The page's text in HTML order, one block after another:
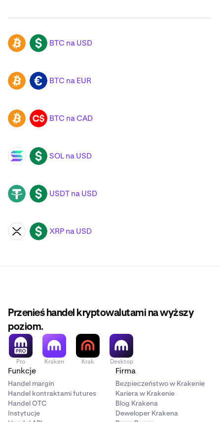
BTC USD BTC na USD
BTC EUR BTC na EUR
BTC CAD BTC na CAD
SOL USD SOL na USD
USDT USD USDT na USD
XRP USD XRP na USD
Przenieś handel kryptowalutami na wyższy
poziom.
Pro Kraken Krak Desktop
Funkcje
Handel margin
Handel kontraktami futures
Handel OTC
Instytucje
Firma
Bezpieczeństwo w Krakenie
Kariera w Krakenie
Blog Krakena
Deweloper Krakena